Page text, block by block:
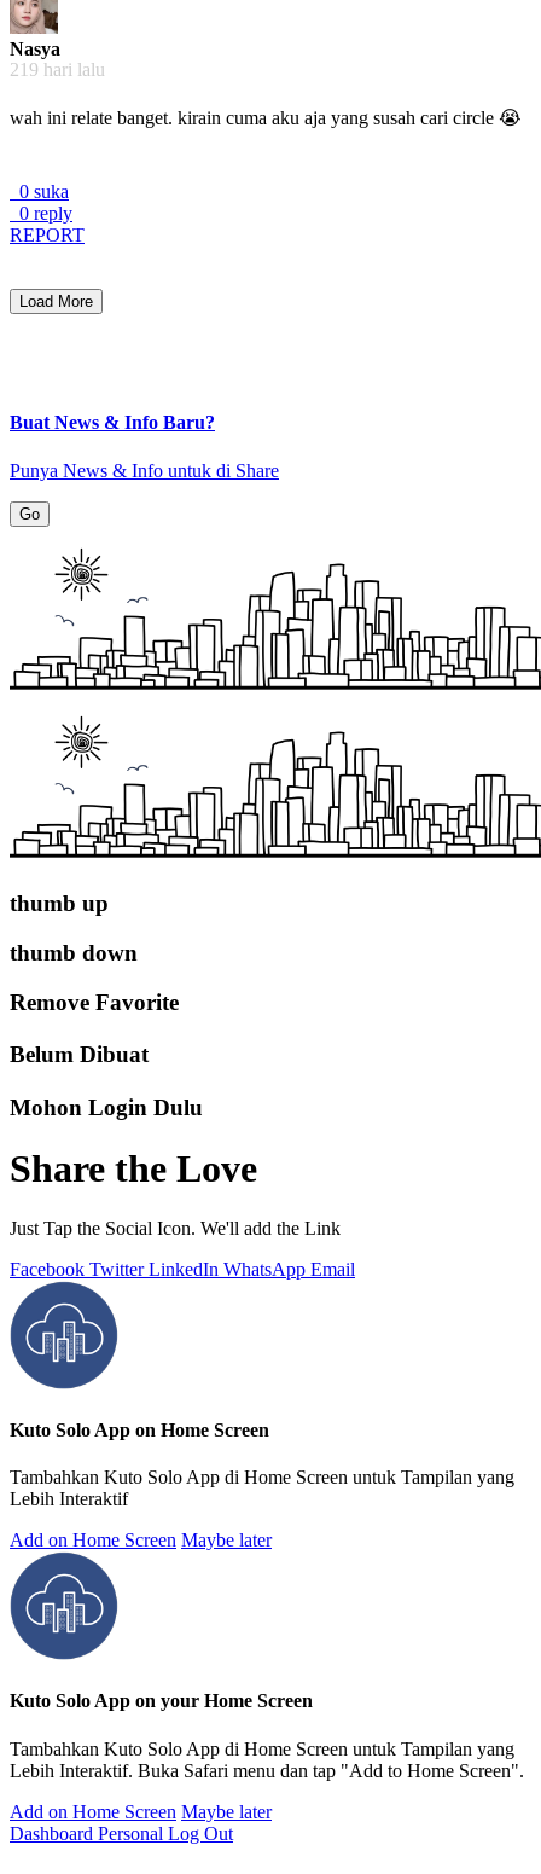
Nasya
219 hari lalu
wah ini relate banget. kirain cuma aku aja yang susah cari circle 😭
0 suka
0 reply
REPORT
Load More
Buat News & Info Baru?
Punya News & Info untuk di Share
Go
thumb up
thumb down
Remove Favorite
Belum Dibuat
Mohon Login Dulu
Share the Love
Just Tap the Social Icon. We'll add the Link
Facebook Twitter LinkedIn WhatsApp Email
Kuto Solo App on Home Screen
Tambahkan Kuto Solo App di Home Screen untuk Tampilan yang
Lebih Interaktif
Add on Home Screen Maybe later
Kuto Solo App on your Home Screen
Tambahkan Kuto Solo App di Home Screen untuk Tampilan yang
Lebih Interaktif. Buka Safari menu dan tap "Add to Home Screen".
Add on Home Screen Maybe later
Dashboard Personal Log Out